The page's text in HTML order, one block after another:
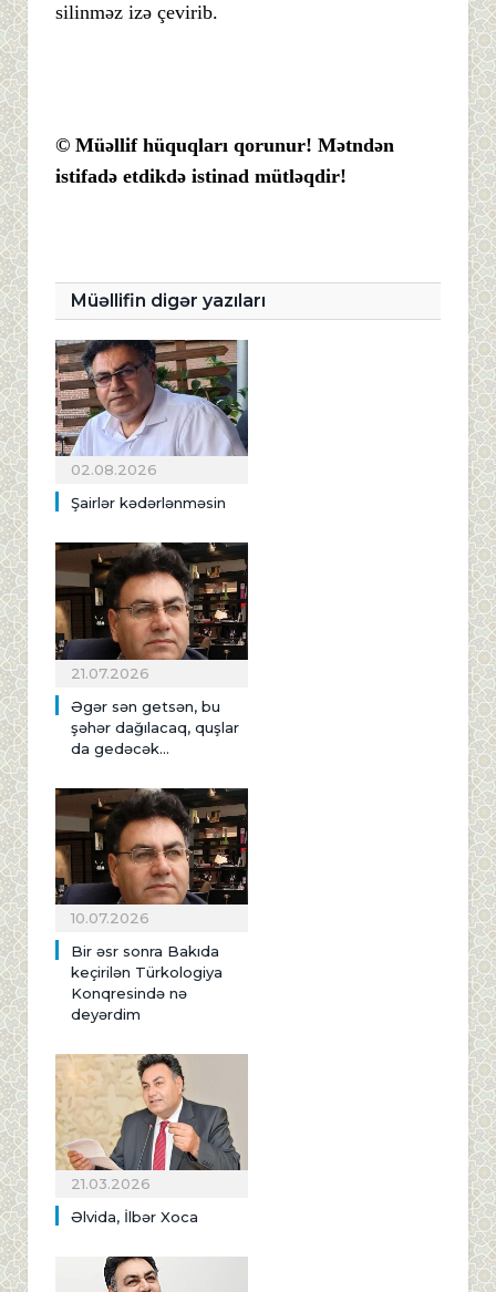
silinməz izə çevirib.
© Müəllif hüquqları qorunur! Mətndən
istifadə etdikdə istinad mütləqdir!
Müəllifin digər yazıları
02.08.2026
Şairlər kədərlənməsin
21.07.2026
Əgər sən getsən, bu
şəhər dağılacaq, quşlar
da gedəcək...
10.07.2026
Bir əsr sonra Bakıda
keçirilən Türkologiya
Konqresində nə
deyərdim
21.03.2026
Əlvida, İlbər Xoca